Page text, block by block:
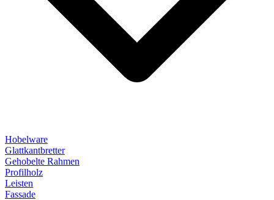
Hobelware
Glattkantbretter
Gehobelte Rahmen
Profilholz
Leisten
Fassade